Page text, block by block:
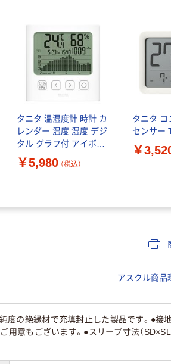
タニタ 温湿度計 時計 カ
レンダー 温度 湿度 デジ
タル グラフ付 アイボリ
ー TT-593-IV 1個
￥5,980 （税込）
タニタ コ
センサー
￥
アスクル商品
度の絶縁材で充填封止した製品です。●接
意もございます。●スリーブ寸法（SD×SL）